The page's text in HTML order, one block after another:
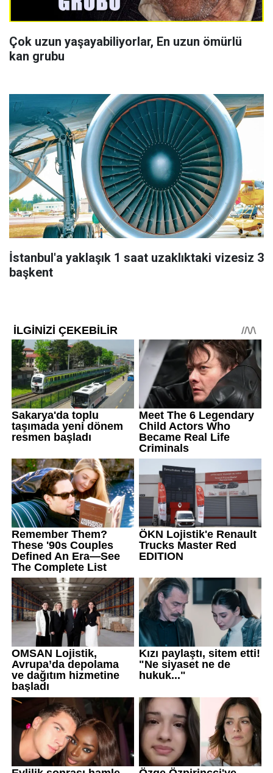
Çok uzun yaşayabiliyorlar, En uzun ömürlü
kan grubu
İstanbul'a yaklaşık 1 saat uzaklıktaki vizesiz 3
başkent